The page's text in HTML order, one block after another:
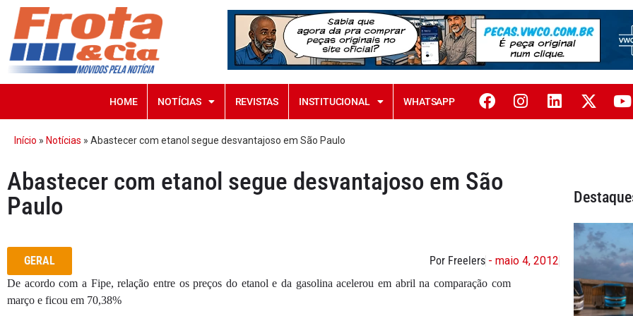
HOME NOTÍCIAS REVISTAS INSTITUCIONAL WHATSAPP
Início » Notícias » Abastecer com etanol segue desvantajoso em São Paulo
Abastecer com etanol segue desvantajoso em São
Paulo
GERAL Por Freelers - maio 4, 2012
De acordo com a Fipe, relação entre os preços do etanol e da gasolina acelerou em abril na comparação com
março e ficou em 70,38%